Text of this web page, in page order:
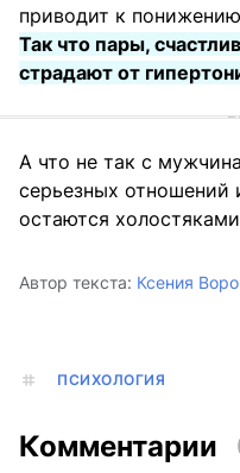
приводит к
Так что пары,
страдают от
А что не так с
серьезных отношений
остаются
Автор текста: Ксения
ПСИХОЛОГИЯ
Комментарии